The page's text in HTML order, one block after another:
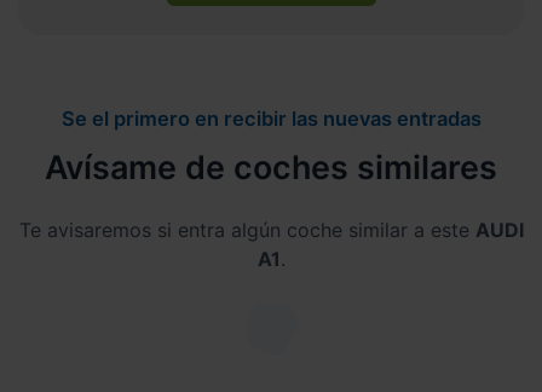
Se el primero en recibir las nuevas entradas
Avísame de coches similares
Te avisaremos si entra algún coche similar a este AUDI
A1 .